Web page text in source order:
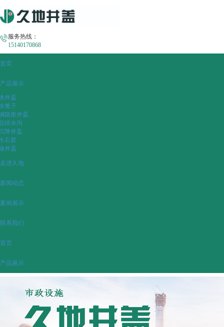
服务热线：
15140170868
首页
产品展示
井盖
篦子
隐形井盖
排水沟
降井盖
石胶
井盖
走进久地
新闻动态
案例展示
联系我们
首页
产品展示